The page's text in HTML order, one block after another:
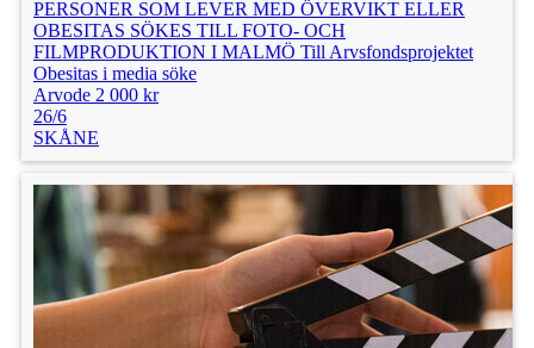
PERSONER SOM LEVER MED ÖVERVIKT ELLER
OBESITAS SÖKES TILL FOTO- OCH
FILMPRODUKTION I MALMÖ Till Arvsfondsprojektet
Obesitas i media söke
Arvode 2 000 kr
26/6
SKÅNE